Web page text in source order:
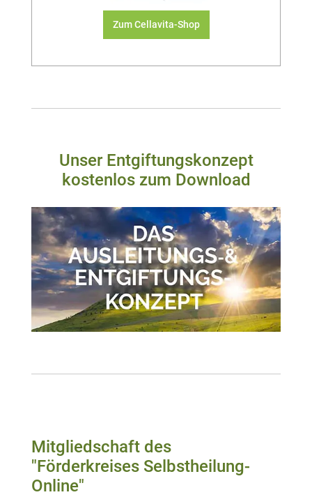
Zum Cellavita-Shop
Unser Entgiftungskonzept
kostenlos zum Download
Mitgliedschaft des
"Förderkreises Selbstheilung-
Online"